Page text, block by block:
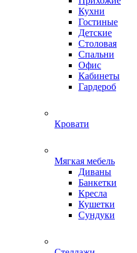
Кухни
Гостиные
Детские
Столовая
Спальни
Офис
Кабинеты
Гардероб
Кровати
Мягкая мебель
Диваны
Банкетки
Кресла
Кушетки
Сундуки